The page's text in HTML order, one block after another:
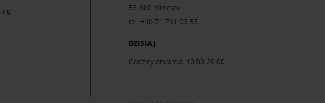
53-680 Wrocław
tel. +48 71 781 03 53
DZISIAJ
Godziny otwarcia: 10:00-20:00